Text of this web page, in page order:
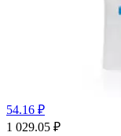
54.16 ₽
1 029.05 ₽